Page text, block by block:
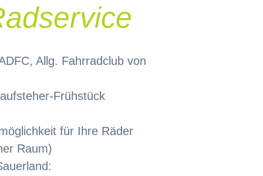
Allg. Fahrradclub von
Frühstück
für Ihre Räder
Raum)